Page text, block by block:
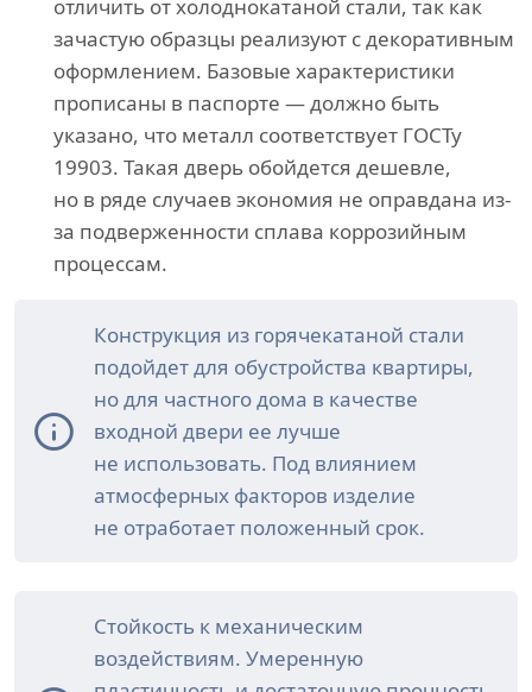
отличить от холоднокатаной стали, так как
зачастую образцы реализуют с декоративным
оформлением. Базовые характеристики
прописаны в паспорте — должно быть
указано, что металл соответствует ГОСТу
19903. Такая дверь обойдется дешевле,
но в ряде случаев экономия не оправдана из-
за подверженности сплава коррозийным
процессам.
Конструкция из горячекатаной стали
подойдет для обустройства квартиры,
но для частного дома в качестве
входной двери ее лучше
не использовать. Под влиянием
атмосферных факторов изделие
не отработает положенный срок.
Стойкость к механическим
воздействиям. Умеренную